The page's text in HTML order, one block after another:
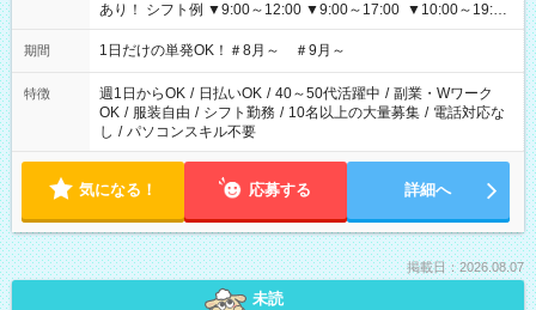
あり！ シフト例 ▼9:00～12:00 ▼9:00～17:00 ▼10:00～19:00
▼18:00～21:00
期間 1日だけの単発OK！＃8月～ ＃9月～
特徴 週1日からOK / 日払いOK / 40～50代活躍中 / 副業・Wワーク
OK / 服装自由 / シフト勤務 / 10名以上の大量募集 / 電話対応な
し / パソコンスキル不要
気になる！ 応募する 詳細へ
掲載日：2026.08.07
未読